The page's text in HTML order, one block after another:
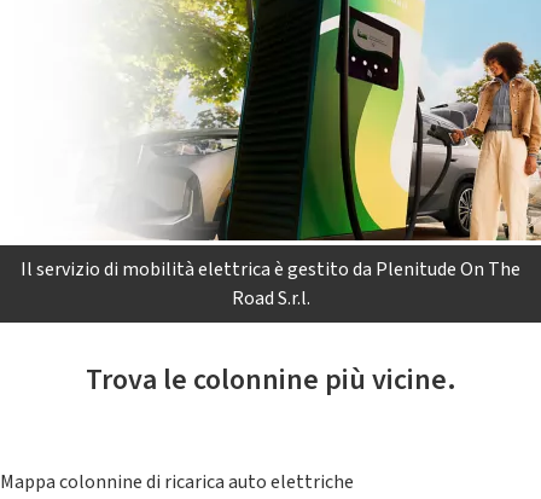
Il servizio di mobilità elettrica è gestito da Plenitude On The
Road S.r.l.
Trova le colonnine più vicine.
Mappa colonnine di ricarica auto elettriche